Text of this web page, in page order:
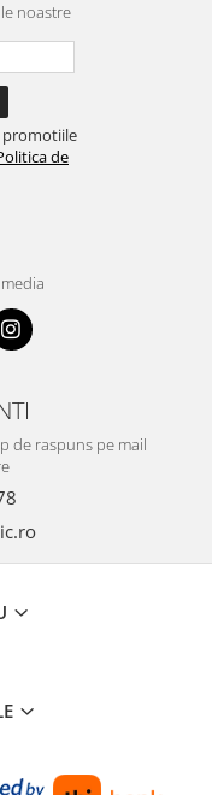
noastre
promotiile
de
de raspuns pe mail